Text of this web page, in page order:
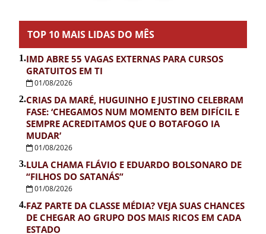
TOP 10 MAIS LIDAS DO MÊS
1.IMD ABRE 55 VAGAS EXTERNAS PARA CURSOS
GRATUITOS EM TI
01/08/2026
2.CRIAS DA MARÉ, HUGUINHO E JUSTINO CELEBRAM
FASE: ‘CHEGAMOS NUM MOMENTO BEM DIFÍCIL E
SEMPRE ACREDITAMOS QUE O BOTAFOGO IA
MUDAR’
01/08/2026
3.LULA CHAMA FLÁVIO E EDUARDO BOLSONARO DE
“FILHOS DO SATANÁS”
01/08/2026
4.FAZ PARTE DA CLASSE MÉDIA? VEJA SUAS CHANCES
DE CHEGAR AO GRUPO DOS MAIS RICOS EM CADA
ESTADO